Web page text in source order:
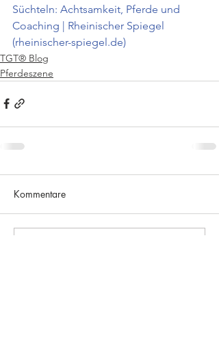
Süchteln: Achtsamkeit, Pferde und
Coaching | Rheinischer Spiegel
(rheinischer-spiegel.de)
TGT® Blog
Pferdeszene
Kommentare